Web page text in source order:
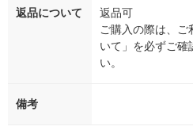
返品について
返品可
ご購入の際は、ご
いて」を必ずご確
い。
備考